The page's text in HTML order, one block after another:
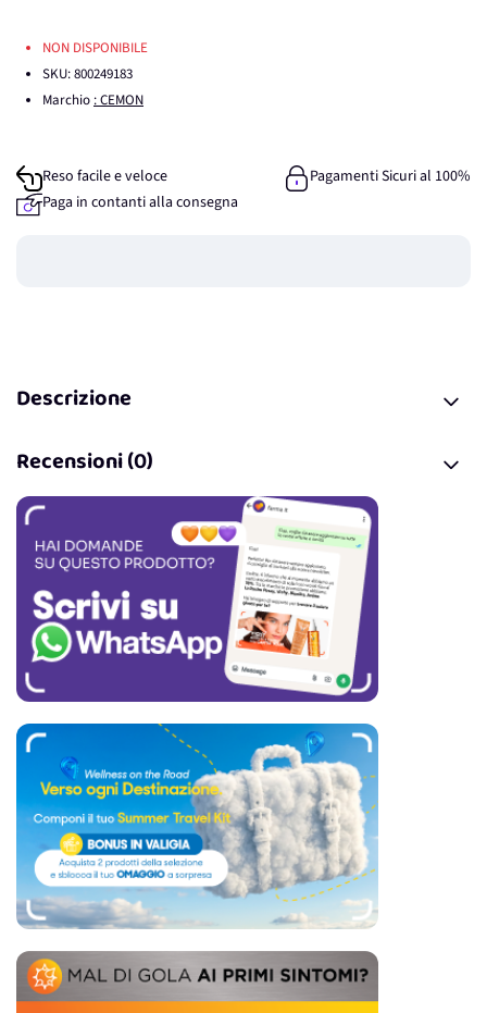
NON DISPONIBILE
SKU:800249183
Marchio : CEMON
Reso facile e veloce
Pagamenti Sicuri al 100%
Paga in contanti alla consegna
Descrizione
Recensioni (0)